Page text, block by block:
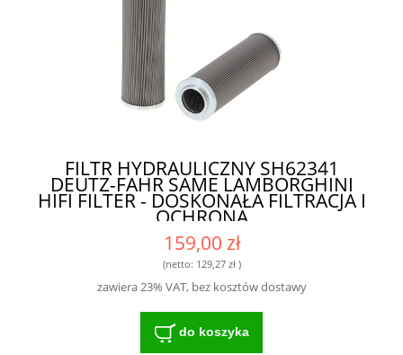
FILTR HYDRAULICZNY SH62341
DEUTZ-FAHR SAME LAMBORGHINI
HIFI FILTER - DOSKONAŁA FILTRACJA I
OCHRONA
159,00 zł
(netto: 129,27 zł)
zawiera 23% VAT, bez kosztów dostawy
do koszyka